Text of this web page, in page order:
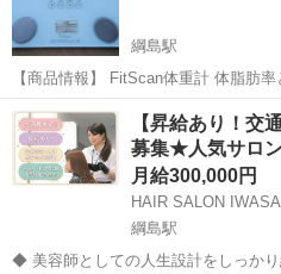
綱島駅
【商品情報】 FitScan体重計 体脂肪率と内
態】 6年程使いましたので、多少の汚
れはありません。 今までにエラーはありませ
段問題が無けれ...
神奈川 横浜市 綱島駅 美容
【昇給あり！交
募集★人気サロ
月給300,000円
綱島駅
◆ 美容師としての人生設計をしっか